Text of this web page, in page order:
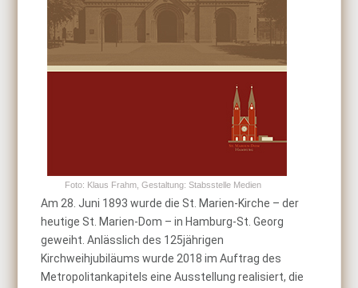
Foto: Klaus Frahm, Gestaltung: Stabsstelle Medien
Am 28. Juni 1893 wurde die St. Marien-Kirche – der
heutige St. Marien-Dom – in Hamburg-St. Georg
geweiht. Anlässlich des 125jährigen
Kirchweihjubiläums wurde 2018 im Auftrag des
Metropolitankapitels eine Ausstellung realisiert, die